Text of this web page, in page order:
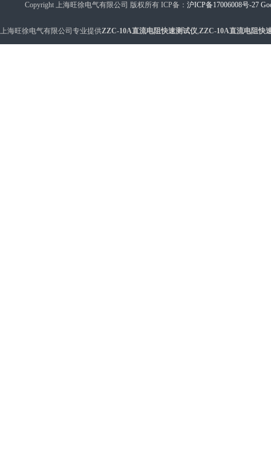
Copyright 上海旺徐电气有限公司 版权所有 ICP备： 沪ICP备17006008号-27
上海旺徐电气有限公司专业提供ZZC-10A直流电阻快速测试仪,ZZC-10A直流电阻快